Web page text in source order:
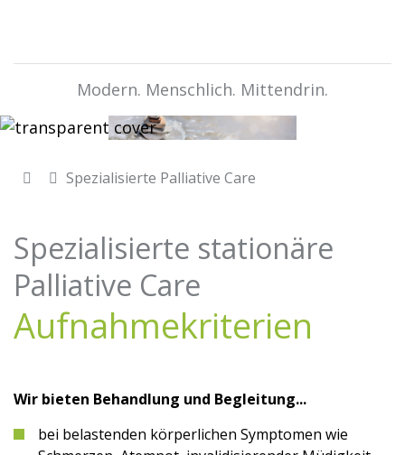
Modern. Menschlich. Mittendrin.
Spezialisierte Palliative Care
Spezialisierte stationäre
Palliative Care
Aufnahmekriterien
Wir bieten Behandlung und Begleitung...
bei belastenden körperlichen Symptomen wie